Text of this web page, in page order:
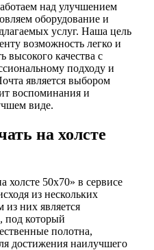
над улучшением
оборудование и
услуг. Наша цель
возможность легко и
высокого качества с
подходу и
является выбором
воспоминания и
виде.
на холсте
холсте 50х70» в сервисе
из нескольких
них является
под который
полотна,
достижения наилучшего